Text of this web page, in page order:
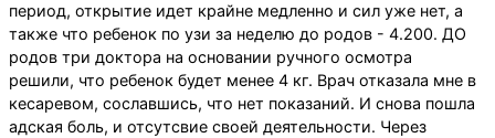
период, открытие идет крайне медленно и сил уже нет, а
также что ребенок по узи за неделю до родов - 4.200. ДО
родов три доктора на основании ручного осмотра
решили, что ребенок будет менее 4 кг. Врач отказала мне в
кесаревом, сославшись, что нет показаний. И снова пошла
адская боль, и отсутсвие своей деятельности. Через